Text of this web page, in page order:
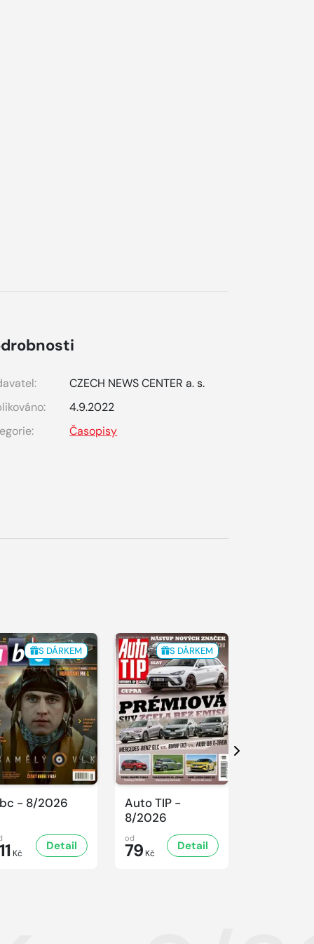
CZECH NEWS CENTER a. s.
4.9.2022
Časopisy
S DÁRKEM
- 8/2026
Kč
Detail
S DÁRKEM
Auto TIP -
8/2026
od
79 Kč
Detail
Další